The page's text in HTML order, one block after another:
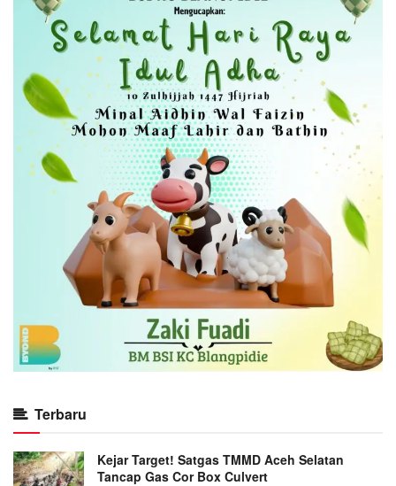
Terbaru
Kejar Target! Satgas TMMD Aceh Selatan
Tancap Gas Cor Box Culvert